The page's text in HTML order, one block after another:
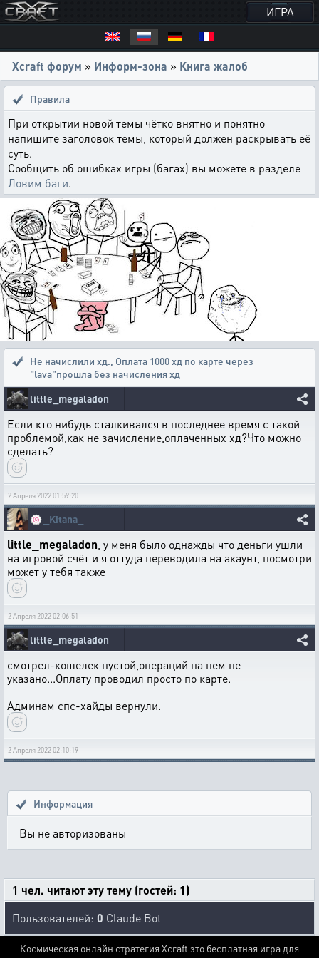
ИГРА
Xcraft форум » Информ-зона » Книга жалоб
Правила
При открытии новой темы чётко внятно и понятно
напишите заголовок темы, который должен раскрывать её
суть.
Сообщить об ошибках игры (багах) вы можете в разделе
Ловим баги.
Не начислили хд., Оплата 1000 хд по карте через
"lava"прошла без начисления хд
little_megaladon
Если кто нибудь сталкивался в последнее время с такой
проблемой,как не зачисление,оплаченных хд?Что можно
сделать?
2 Апреля 2022 01:59:20
🍥 _Kitana_
little_megaladon , у меня было однажды что деньги ушли
на игровой счёт и я оттуда переводила на акаунт, посмотри
может у тебя также
2 Апреля 2022 02:06:51
little_megaladon
смотрел-кошелек пустой,операций на нем не
указано...Оплату проводил просто по карте.
Админам спс-хайды вернули.
2 Апреля 2022 02:10:19
Информация
Вы не авторизованы
1 чел. читают эту тему (гостей: 1)
Пользователей: 0 Claude Bot
Космическая онлайн стратегия Xcraft это бесплатная игра для